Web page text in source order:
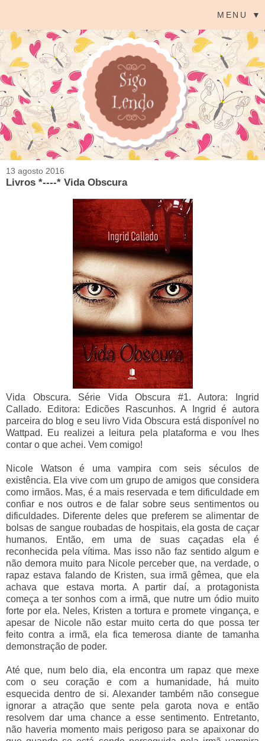
MENU ▼
13 agosto 2016
Livros *----* Vida Obscura
Vida Obscura. Série Vida Obscura #1. Autora: Ingrid
Callado. Editora: Edicões Rascunhos. A Ingrid é autora
parceira do blog e seu livro Vida Obscura está disponível no
Wattpad. Eu realizei a leitura pela plataforma e vou lhes
contar o que achei. Vem comigo!
Nicole Watson é uma vampira com seis séculos de
existência. Ela vive com um grupo de amigos que considera
como irmãos. Mas, é a mais reservada e tem dificuldade em
confiar e nos outros e de falar sobre seus sentimentos ou
dificuldades. Diferente deles que preferem se alimentar de
bolsas de sangue roubadas de hospitais, ela gosta de caçar
humanos. Então, em uma de suas caçadas ela é
reconhecida pela vítima. Mas isso não faz sentido algum e
não demora muito para Nicole perceber que, na verdade, o
rapaz estava falando de Kristen, sua irmã gêmea, que ela
achava que estava morta. A partir daí, a protagonista
começa a ter sonhos com a irmã, que nutre um ódio muito
forte por ela. Neles, Kristen a tortura e promete vingança, e
apesar de Nicole não estar muito certa do que possa ter
feito contra a irmã, ela fica temerosa diante de tamanha
demonstração de poder.
Até que, num belo dia, ela encontra um rapaz que mexe
com o seu coração e com a humanidade, há muito
esquecida dentro de si. Alexander também não consegue
ignorar a atração que sente pela garota nova e então
resolvem dar uma chance a esse sentimento. Entretanto,
não haveria momento mais perigoso para se apaixonar do